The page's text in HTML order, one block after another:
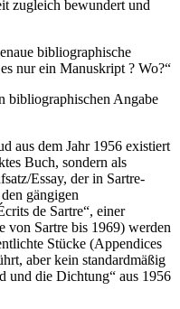
zugleich bewundert und
bibliographische
nur ein Manuskript ? Wo?“
bibliographischen Angabe
aus dem Jahr 1956 existiert
Buch, sondern als
Essay, der in Sartre-
gängigen
de Sartre“, einer
von Sartre bis 1969) werden
Stücke (Appendices
aber kein standardmäßig
und die Dichtung“ aus 1956